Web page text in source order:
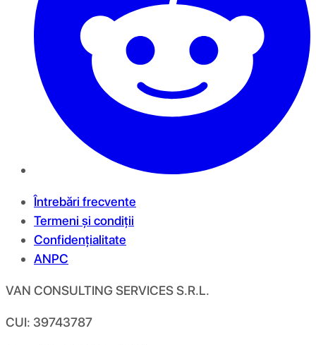
Întrebări frecvente
Termeni și condiții
Confidențialitate
ANPC
VAN CONSULTING SERVICES S.R.L.
CUI: 39743787